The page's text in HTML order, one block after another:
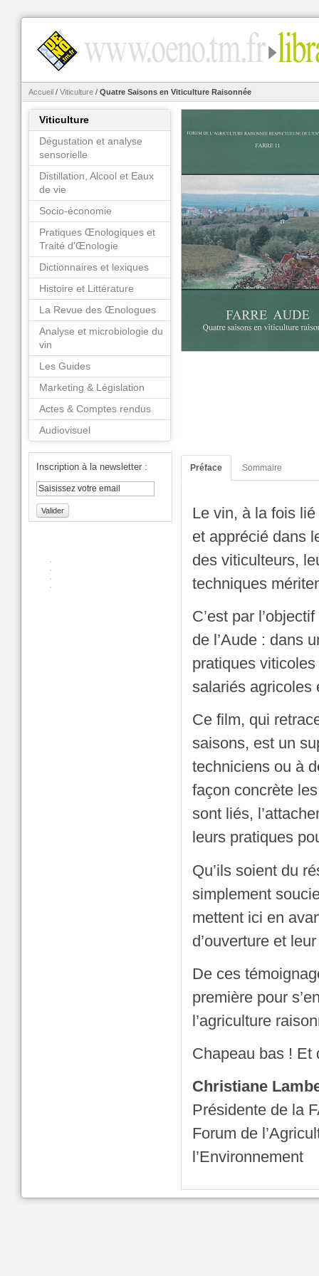
Accueil / Viticulture / Quatre Saisons en Viticulture Raisonnée
Préface Sommaire
Le vin, à la fois
et apprécié dans
des viticulteurs,
techniques
C’est par
de l’Aude : dans
pratiques
salariés agricoles
Ce film, qui
saisons, est un
techniciens ou à
façon concrète
sont liés,
leurs pratiques
Qu’ils soient du
simplement
mettent ici en
d’ouverture et
De ces
première pour
l’agriculture
Chapeau bas ! Et
Christiane
Présidente de la
Forum de
l’Environnement
Viticulture
Dégustation et analyse
sensorielle
Distillation, Alcool et Eaux
de vie
Socio-économie
Pratiques Œnologiques et
Traité d'Œnologie
Dictionnaires et lexiques
Histoire et Littérature
La Revue des Œnologues
Analyse et microbiologie du
vin
Les Guides
Marketing & Législation
Actes & Comptes rendus
Audiovisuel
Inscription à la newsletter :
Valider